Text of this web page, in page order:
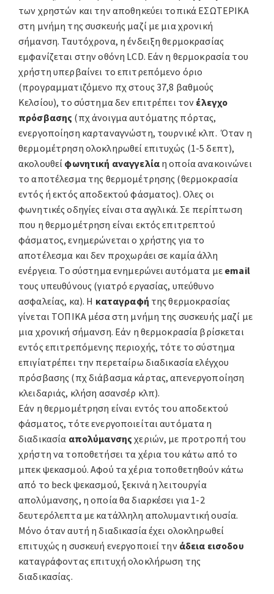
των χρηστών και την αποθηκεύει τοπικά ΕΣΩΤΕΡΙΚΑ
στη μνήμη της συσκευής μαζί με μια χρονική
σήμανση. Ταυτόχρονα, η ένδειξη θερμοκρασίας
εμφανίζεται στην οθόνη LCD. Εάν η θερμοκρασία του
χρήστη υπερβαίνει το επιτρεπόμενο όριο
(προγραμματιζόμενο πχ στους 37,8 βαθμούς
Κελσίου), το σύστημα δεν επιτρέπει τον έλεγχο
πρόσβασης (πχ άνοιγμα αυτόματης πόρτας,
ενεργοποίηση καρταναγνώστη, τουρνικέ κλπ. Όταν η
θερμομέτρηση ολοκληρωθεί επιτυχώς (1-5 δεπτ),
ακολουθεί φωνητική αναγγελίαη οποία ανακοινώνει
το αποτέλεσμα της θερμομέτρησης (θερμοκρασία
εντός ή εκτός αποδεκτού φάσματος). Ολες οι
φωνητικές οδηγίες είναι στα αγγλικά. Σε περίπτωση
που η θερμομέτρηση είναι εκτός επιτρεπτού
φάσματος, ενημερώνεται ο χρήστης για το
αποτέλεσμα και δεν προχωράει σε καμία άλλη
ενέργεια. Το σύστημα ενημερώνει αυτόματα με email
τους υπευθύνους (γιατρό εργασίας, υπεύθυνο
ασφαλείας, κα). Η καταγραφή της θερμοκρασίας
γίνεται ΤΟΠΙΚΑ μέσα στη μνήμη της συσκευής μαζί με
μια χρονική σήμανση. Εάν η θερμοκρασία βρίσκεται
εντός επιτρεπόμενης περιοχής, τότε το σύστημα
επιγίατρέπει την περεταίρω διαδικασία ελέγχου
πρόσβασης (πχ διάβασμα κάρτας, απενεργοποίηση
κλειδαριάς, κλήση ασανσέρ κλπ).
Εάν η θερμομέτρηση είναι εντός του αποδεκτού
φάσματος, τότε ενεργοποιείται αυτόματα η
διαδικασία απολύμανσηςχεριών, με προτροπή του
χρήστη να τοποθετήσει τα χέρια του κάτω από το
μπεκ ψεκασμού. Αφού τα χέρια τοποθετηθούν κάτω
από το beck ψεκασμού, ξεκινά η λειτουργία
απολύμανσης, η οποία θα διαρκέσει για 1-2
δευτερόλεπτα με κατάλληλη απολυμαντική ουσία.
Μόνο όταν αυτή η διαδικασία έχει ολοκληρωθεί
επιτυχώς η συσκευή ενεργοποιεί την άδεια εισοδου
καταγράφοντας επιτυχή ολοκλήρωση της
διαδικασίας.